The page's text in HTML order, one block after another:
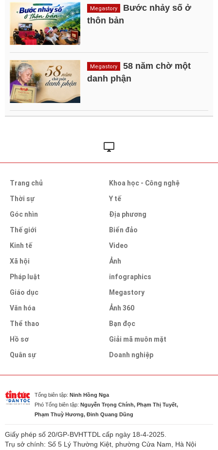
Megastory
Bước nhảy số ở
thôn bản
Megastory
58 năm chờ một
danh phận
Trang chủ
Thời sự
Góc nhìn
Thế giới
Kinh tế
Xã hội
Pháp luật
Giáo dục
Văn hóa
Thể thao
Hồ sơ
Quân sự
Khoa học - Công nghệ
Y tế
Địa phương
Biển đảo
Video
Ảnh
infographics
Megastory
Ảnh 360
Bạn đọc
Giải mã muôn mặt
Doanh nghiệp
Tổng biên tập: Ninh Hồng Nga
Phó Tổng biên tập: Nguyễn Trọng Chính, Phạm Thị Tuyết,
Phạm Thuỳ Hương, Đinh Quang Dũng
Giấy phép số 20/GP-BVHTTDL cấp ngày 18-4-2025.
Trụ sở chính: Số 5 Lý Thường Kiệt, phường Cửa Nam, Hà Nội